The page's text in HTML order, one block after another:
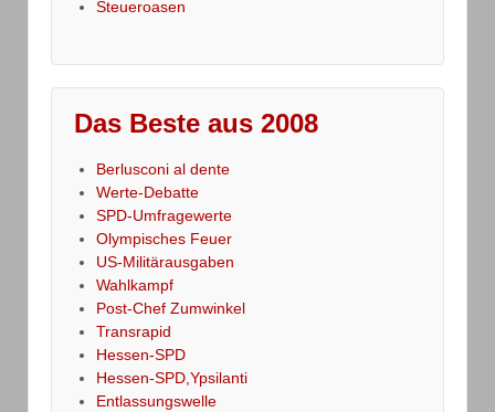
Steueroasen
Das Beste aus 2008
Berlusconi al dente
Werte-Debatte
SPD-Umfragewerte
Olympisches Feuer
US-Militärausgaben
Wahlkampf
Post-Chef Zumwinkel
Transrapid
Hessen-SPD
Hessen-SPD,Ypsilanti
Entlassungswelle